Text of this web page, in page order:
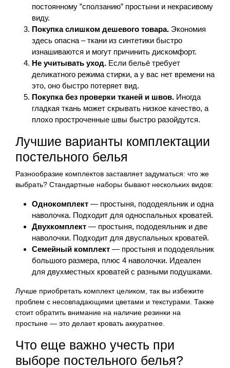
постоянному ”сползанию” простыни и некрасивому
виду.
Покупка слишком дешевого товара. Экономия
здесь опасна – ткани из синтетики быстро
изнашиваются и могут причинить дискомфорт.
Не учитывать уход. Если бельё требует
деликатного режима стирки, а у вас нет времени на
это, оно быстро потеряет вид.
Покупка без проверки тканей и швов. Иногда
гладкая ткань может скрывать низкое качество, а
плохо простроченные швы быстро разойдутся.
Лучшие варианты комплектации
постельного белья
Разнообразие комплектов заставляет задуматься: что же
выбрать? Стандартные наборы бывают нескольких видов:
Однокомплект — простыня, пододеяльник и одна
наволочка. Подходит для односпальных кроватей.
Двухкомплект — простыня, пододеяльник и две
наволочки. Подходит для двуспальных кроватей.
Семейный комплект — простыня и пододеяльник
большого размера, плюс 4 наволочки. Идеален
для двухместных кроватей с разными подушками.
Лучше приобретать комплект целиком, так вы избежите
проблем с несовпадающими цветами и текстурами. Также
стоит обратить внимание на наличие резинки на
простыне — это делает кровать аккуратнее.
Что еще важно учесть при
выборе постельного белья?